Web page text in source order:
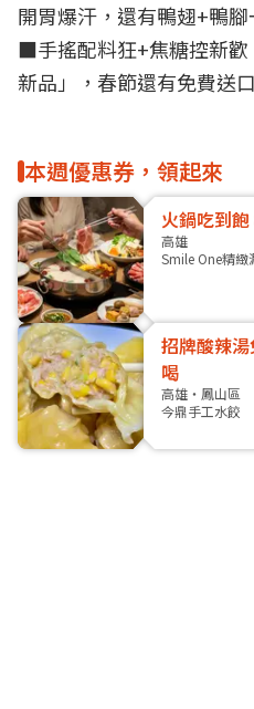
開胃爆汗，還有鴨翅+鴨腳
■手搖配料狂+焦糖控新
新品」，春節還有免費送
本週優惠券，領起來
火鍋吃到
高雄
Smile One精緻
招牌酸辣
喝
高雄・鳳山區
今鼎手工水餃